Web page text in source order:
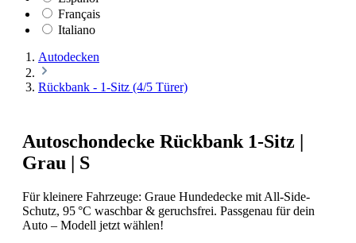
Français
Italiano
Autodecken
Rückbank - 1-Sitz (4/5 Türer)
Autoschondecke Rückbank 1-Sitz |
Grau | S
Für kleinere Fahrzeuge: Graue Hundedecke mit All-Side-
Schutz, 95 °C waschbar & geruchsfrei. Passgenau für dein
Auto – Modell jetzt wählen!